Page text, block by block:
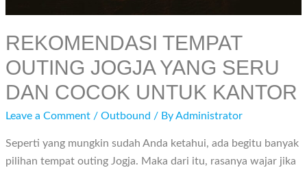
REKOMENDASI TEMPAT
OUTING JOGJA YANG SERU
DAN COCOK UNTUK KANTOR
Leave a Comment /Outbound / ByAdministrator
Seperti yang mungkin sudah Anda ketahui, ada begitu banyak
pilihan tempat outing Jogja. Maka dari itu, rasanya wajar jika